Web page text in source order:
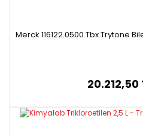
Merck 116122.0500 Tbx Trytone
20.212,50